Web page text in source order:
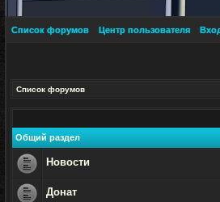
Список форумов Центр пользователя
Список форумов
Общий раздел
непрочитанных
сообщений
Новости
Донат